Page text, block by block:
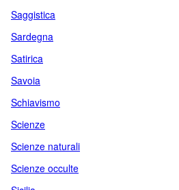
Saggistica
Sardegna
Satirica
Savoia
Schiavismo
Scienze
Scienze naturali
Scienze occulte